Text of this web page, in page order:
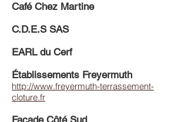
Café Chez Martine
C.D.E.S SAS
EARL du Cerf
Établissements Freyermuth
http://www.freyermuth-terrassement-
cloture.fr
Façade Côté Sud